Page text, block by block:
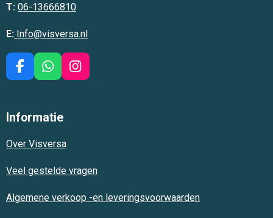
T: 06-13666810
E: Info@visversa.nl
F
a
b
o
W
h
s
p
I
n
m
Informatie
Over Visversa
Veel gestelde vragen
Algemene verkoop -en leveringsvoorwaarden